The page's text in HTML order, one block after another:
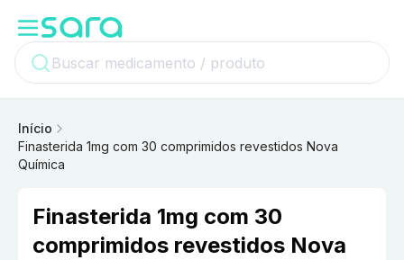
Início
Finasterida 1mg com 30 comprimidos revestidos Nova
Química
Finasterida 1mg com 30
comprimidos revestidos Nova